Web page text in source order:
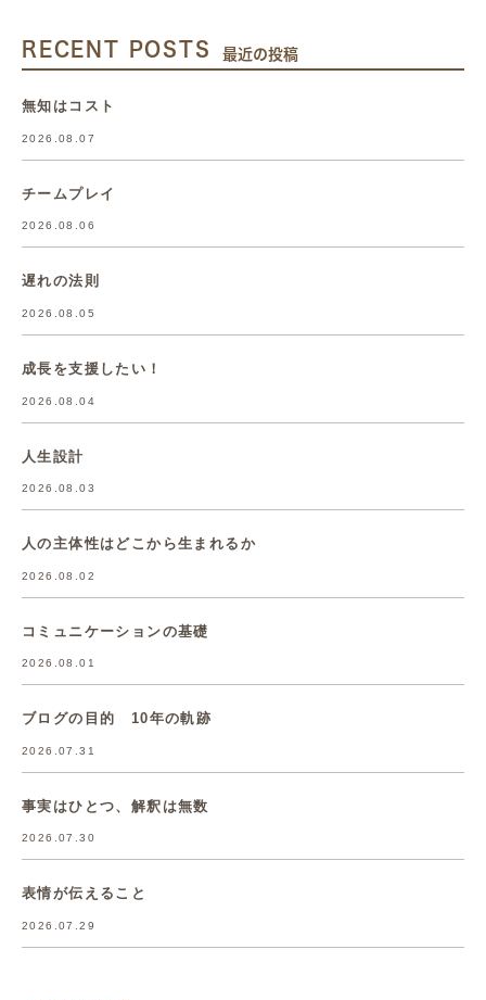
RECENT POSTS 最近の投稿
無知はコスト
2026.08.07
チームプレイ
2026.08.06
遅れの法則
2026.08.05
成長を支援したい！
2026.08.04
人生設計
2026.08.03
人の主体性はどこから生まれるか
2026.08.02
コミュニケーションの基礎
2026.08.01
ブログの目的 10年の軌跡
2026.07.31
事実はひとつ、解釈は無数
2026.07.30
表情が伝えること
2026.07.29